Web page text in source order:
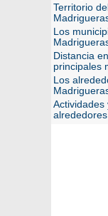
Territorio
Los
Distancia
principales
Los
Actividades